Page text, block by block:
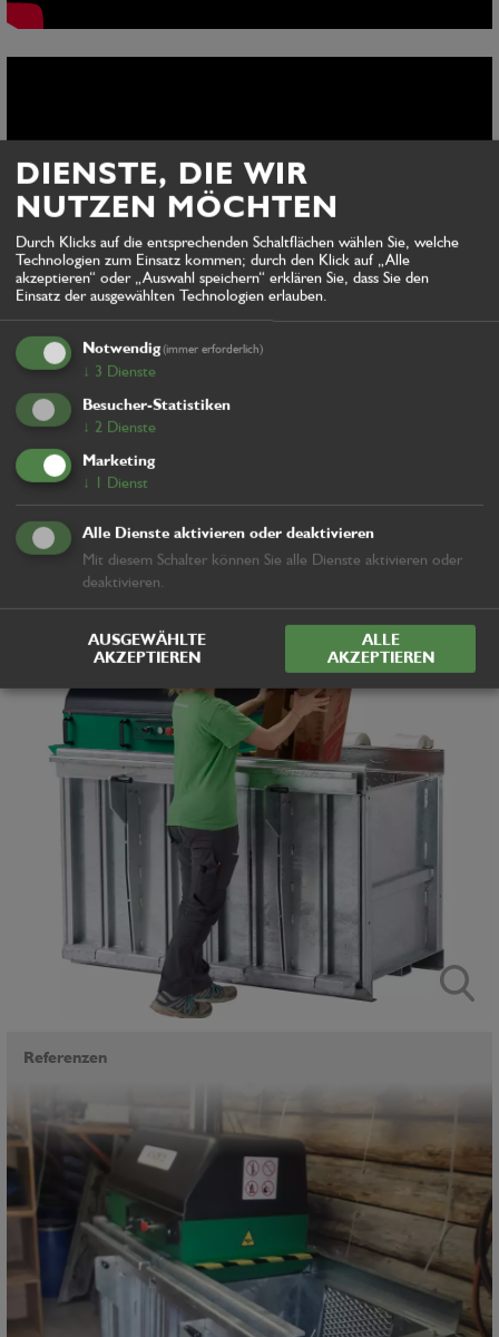
BILDERGALERIE UND
REFERENZEN
Anwendung
Referenzen
DIENSTE, DIE WIR
NUTZEN MÖCHTEN
Durch Klicks auf die entsprechenden Schaltflächen wählen Sie, welche
Technologien zum Einsatz kommen; durch den Klick auf „Alle
akzeptieren“ oder „Auswahl speichern“ erklären Sie, dass Sie den
Einsatz der ausgewählten Technologien erlauben.
Notwendig(immer erforderlich)
↓ 3 Dienste
Besucher-Statistiken
↓ 2 Dienste
Marketing
↓ 1 Dienst
Alle Dienste aktivieren oder deaktivieren
Mit diesem Schalter können Sie alle Dienste aktivieren oder
deaktivieren.
AUSGEWÄHLTE
AKZEPTIEREN
ALLE
AKZEPTIEREN